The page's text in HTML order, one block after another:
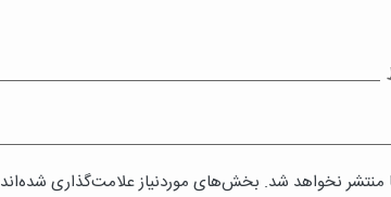
منتشر نخواهد شد. بخش‌های موردنیاز علامت‌گذاری شده‌اند